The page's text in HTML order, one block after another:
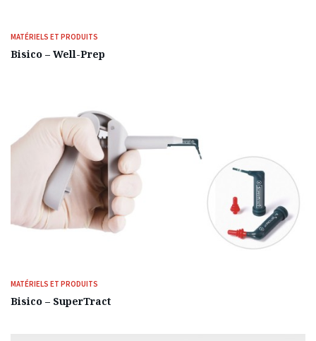
MATÉRIELS ET PRODUITS
Bisico – Well-Prep
MATÉRIELS ET PRODUITS
Bisico – SuperTract